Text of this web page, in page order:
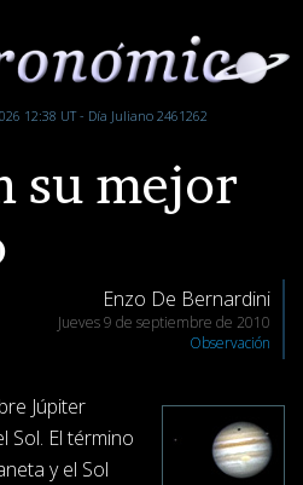
12:38 UT - Día Juliano 2461262
su mejor
Enzo De Bernardini
Jueves 9 de septiembre de 2010
Observación
Júpiter
Sol. El término
y el Sol